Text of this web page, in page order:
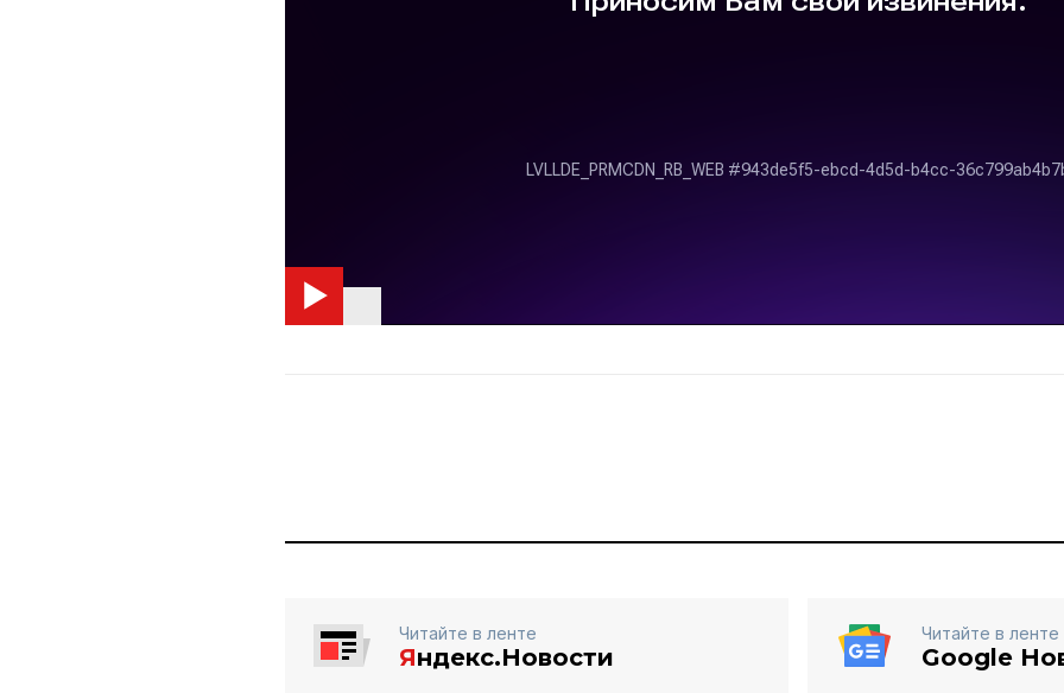
Читайте в ленте
Яндекс.Новости
Читайте в ленте
Google